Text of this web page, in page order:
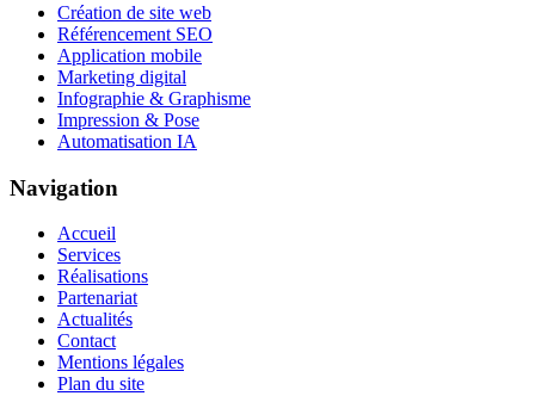
Création de site web
Référencement SEO
Application mobile
Marketing digital
Infographie & Graphisme
Impression & Pose
Automatisation IA
Navigation
Accueil
Services
Réalisations
Partenariat
Actualités
Contact
Mentions légales
Plan du site